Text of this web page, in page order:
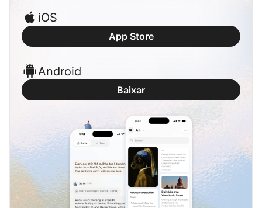
Atualizações
iOS
App Store
Android
Baixar